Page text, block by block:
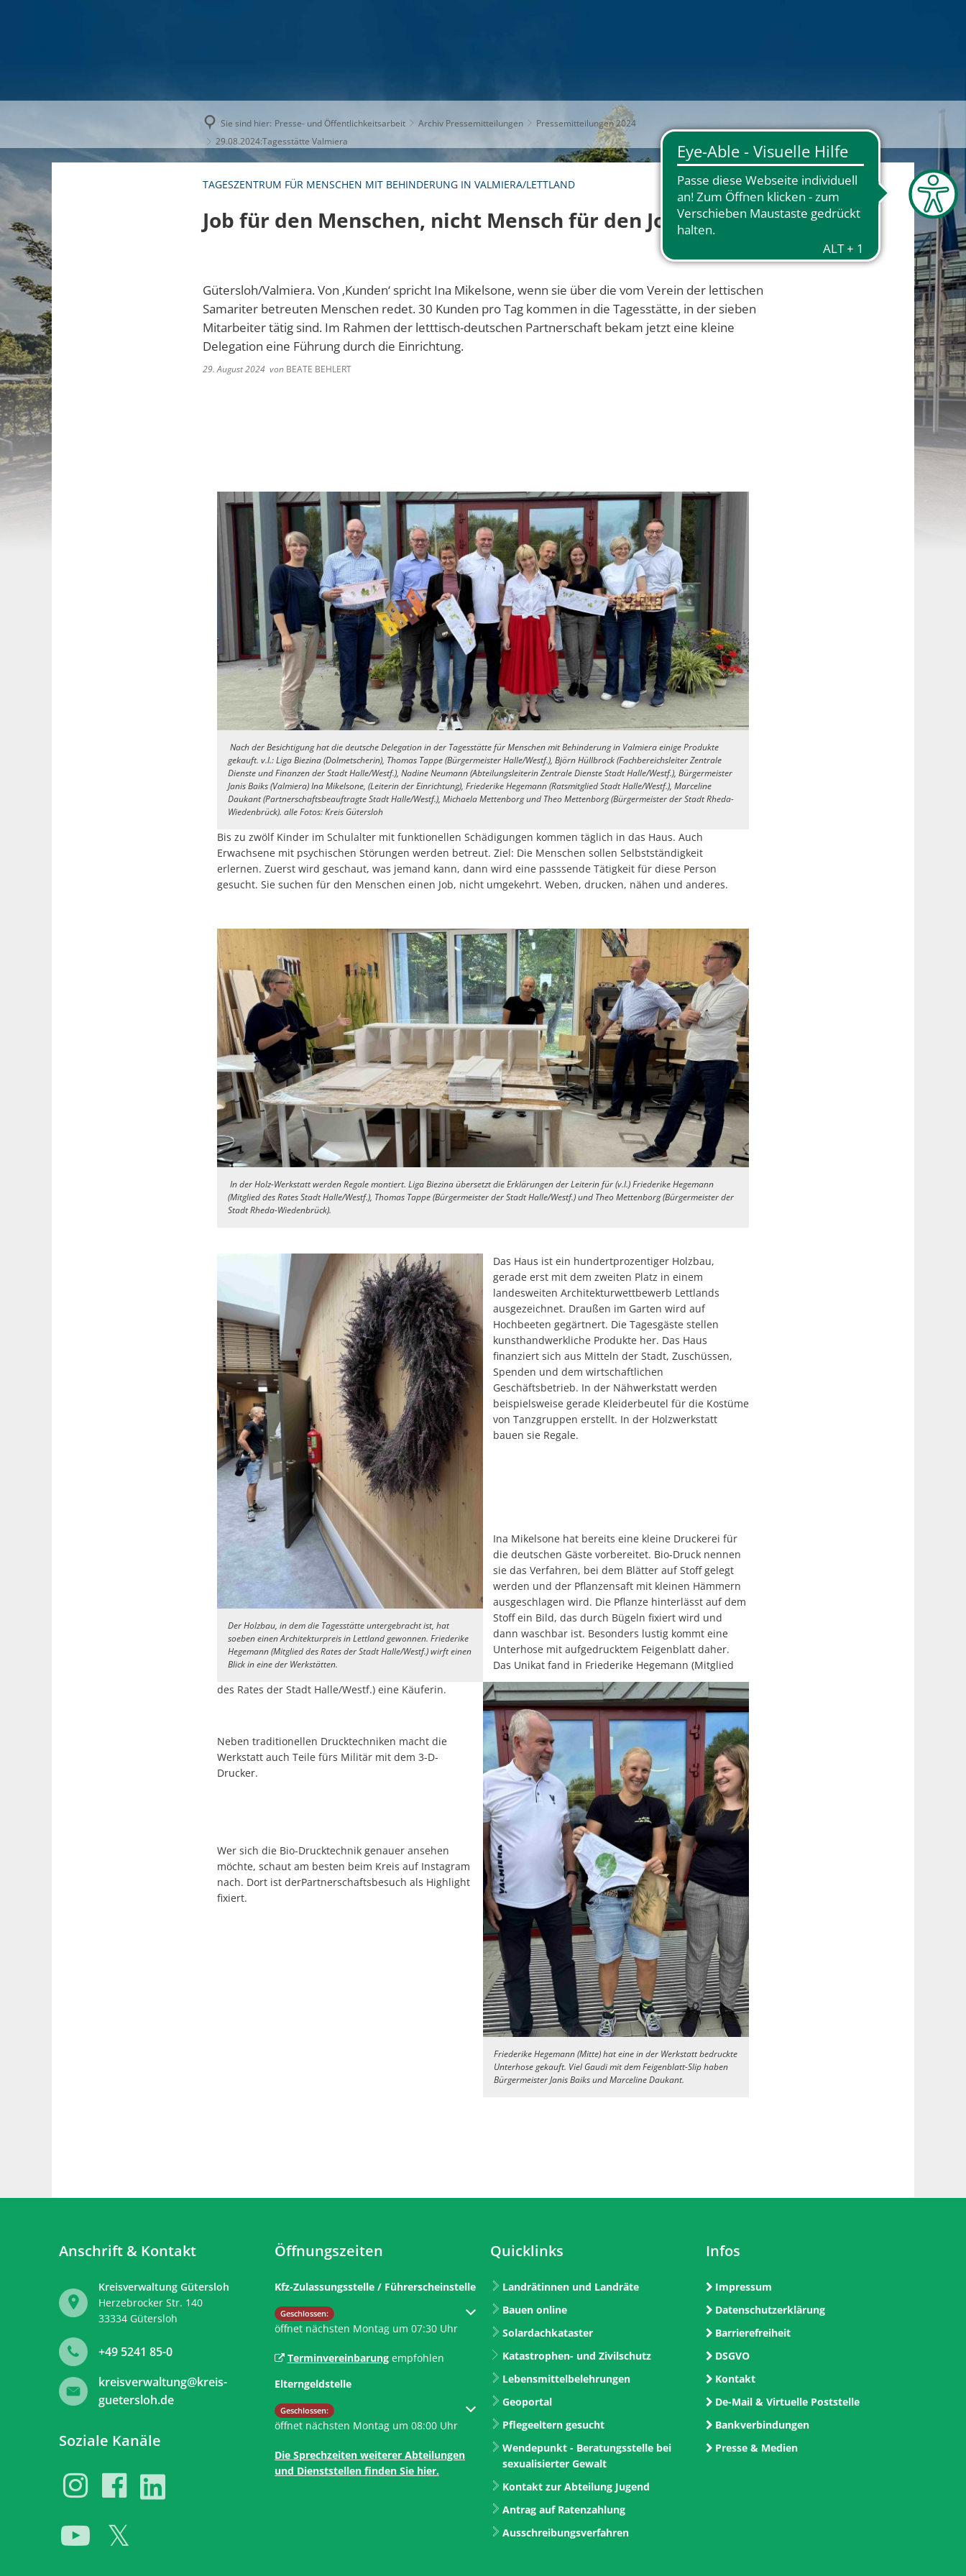
Sie sind hier: Presse- und Öffentlichkeitsarbeit Archiv Pressemitteilungen
Pressemitteilungen 2024
29.08.2024:Tagesstätte Valmiera
TAGESZENTRUM FÜR MENSCHEN MIT BEHINDERUNG IN VALMIERA/LETTLAND
Job für den Menschen, nicht Mensch für den Job
Gütersloh/Valmiera. Von ‚Kunden‘ spricht Ina Mikelsone, wenn sie über die vom Verein der lettischen
Samariter betreuten Menschen redet. 30 Kunden pro Tag kommen in die Tagesstätte, in der sieben
Mitarbeiter tätig sind. Im Rahmen der letttisch-deutschen Partnerschaft bekam jetzt eine kleine
Delegation eine Führung durch die Einrichtung.
29. August 2024 von BEATE BEHLERT
Nach der Besichtigung hat die deutsche Delegation in der Tagesstätte für Menschen mit Behinderung in Valmiera einige Produkte
gekauft. v.l.: Liga Biezina (Dolmetscherin), Thomas Tappe (Bürgermeister Halle/Westf.), Björn Hüllbrock (Fachbereichsleiter Zentrale
Dienste und Finanzen der Stadt Halle/Westf.), Nadine Neumann (Abteilungsleiterin Zentrale Dienste Stadt Halle/Westf.), Bürgermeister
Janis Baiks (Valmiera) Ina Mikelsone, (Leiterin der Einrichtung), Friederike Hegemann (Ratsmitglied Stadt Halle/Westf.), Marceline
Daukant (Partnerschaftsbeauftragte Stadt Halle/Westf.), Michaela Mettenborg und Theo Mettenborg (Bürgermeister der Stadt Rheda-
Wiedenbrück). alle Fotos: Kreis Gütersloh
Bis zu zwölf Kinder im Schulalter mit funktionellen Schädigungen kommen täglich in das Haus. Auch
Erwachsene mit psychischen Störungen werden betreut. Ziel: Die Menschen sollen Selbstständigkeit
erlernen. Zuerst wird geschaut, was jemand kann, dann wird eine passsende Tätigkeit für diese Person
gesucht. Sie suchen für den Menschen einen Job, nicht umgekehrt. Weben, drucken, nähen und anderes.
In der Holz-Werkstatt werden Regale montiert. Liga Biezina übersetzt die Erklärungen der Leiterin für (v.l.) Friederike Hegemann
(Mitglied des Rates Stadt Halle/Westf.), Thomas Tappe (Bürgermeister der Stadt Halle/Westf.) und Theo Mettenborg (Bürgermeister der
Stadt Rheda-Wiedenbrück).
Der Holzbau, in dem die Tagesstätte untergebracht ist, hat
soeben einen Architekturpreis in Lettland gewonnen. Friederike
Hegemann (Mitglied des Rates der Stadt Halle/Westf.) wirft einen
Blick in eine der Werkstätten.
Das Haus ist ein hundertprozentiger Holzbau,
gerade erst mit dem zweiten Platz in einem
landesweiten Architekturwettbewerb Lettlands
ausgezeichnet. Draußen im Garten wird auf
Hochbeeten gegärtnert. Die Tagesgäste stellen
kunsthandwerkliche Produkte her. Das Haus
finanziert sich aus Mitteln der Stadt, Zuschüssen,
Spenden und dem wirtschaftlichen
Geschäftsbetrieb. In der Nähwerkstatt werden
beispielsweise gerade Kleiderbeutel für die Kostüme
von Tanzgruppen erstellt. In der Holzwerkstatt
bauen sie Regale.
Friederike Hegemann (Mitte) hat eine in der Werkstatt bedruckte
Unterhose gekauft. Viel Gaudi mit dem Feigenblatt-Slip haben
Bürgermeister Janis Baiks und Marceline Daukant.
Ina Mikelsone hat bereits eine kleine Druckerei für
die deutschen Gäste vorbereitet. Bio-Druck nennen
sie das Verfahren, bei dem Blätter auf Stoff gelegt
werden und der Pflanzensaft mit kleinen Hämmern
ausgeschlagen wird. Die Pflanze hinterlässt auf dem
Stoff ein Bild, das durch Bügeln fixiert wird und
dann waschbar ist. Besonders lustig kommt eine
Unterhose mit aufgedrucktem Feigenblatt daher.
Das Unikat fand in Friederike Hegemann (Mitglied
des Rates der Stadt Halle/Westf.) eine Käuferin.
Neben traditionellen Drucktechniken macht die
Werkstatt auch Teile fürs Militär mit dem 3-D-
Drucker.
Wer sich die Bio-Drucktechnik genauer ansehen
möchte, schaut am besten beim Kreis auf Instagram
nach. Dort ist derPartnerschaftsbesuch als Highlight
fixiert.
Anschrift & Kontakt
Kreisverwaltung Gütersloh
Herzebrocker Str. 140
33334 Gütersloh
+49 5241 85-0
kreisverwaltung@kreis-
guetersloh.de
Soziale Kanäle
Öffnungszeiten
Kfz-Zulassungsstelle / Führerscheinstelle
Klicken, um weitere Öffnungs- oder Schließzeiten auszublenden
Geschlossen:
öffnet nächsten Montag um 07:30 Uhr
Terminvereinbarungempfohlen
Elterngeldstelle
Klicken, um weitere Öffnungs- oder Schließzeiten auszublenden
Geschlossen:
öffnet nächsten Montag um 08:00 Uhr
Die Sprechzeiten weiterer Abteilungen
und Dienststellen finden Sie hier.
Quicklinks
Landrätinnen und Landräte
Bauen online
Solardachkataster
Katastrophen- und Zivilschutz
Lebensmittelbelehrungen
Geoportal
Pflegeeltern gesucht
Wendepunkt - Beratungsstelle bei
sexualisierter Gewalt
Kontakt zur Abteilung Jugend
Antrag auf Ratenzahlung
Ausschreibungsverfahren
Infos
Impressum
Datenschutzerklärung
Barrierefreiheit
DSGVO
Kontakt
De-Mail & Virtuelle Poststelle
Bankverbindungen
Presse & Medien